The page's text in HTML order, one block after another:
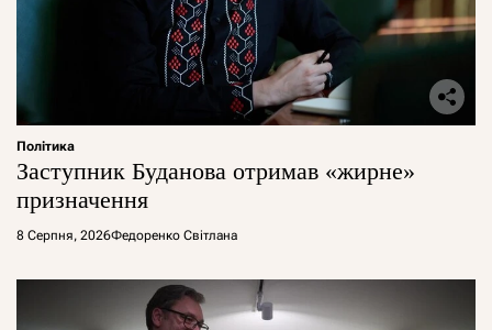
Політика
Заступник Буданова отримав «жирне»
призначення
8 Серпня, 2026Федоренко Світлана